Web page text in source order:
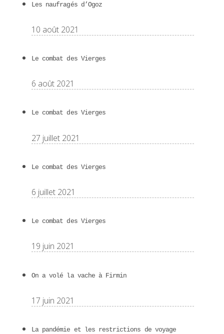
Les naufragés d’Ogoz
10 août 2021
Le combat des Vierges
6 août 2021
Le combat des Vierges
27 juillet 2021
Le combat des Vierges
6 juillet 2021
Le combat des Vierges
19 juin 2021
On a volé la vache à Firmin
17 juin 2021
La pandémie et les restrictions de voyage